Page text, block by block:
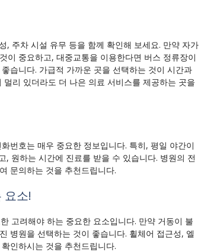
, 주차 시설 유무 등을 함께 확인해 보세요. 만약 자가
이 중요하고, 대중교통을 이용한다면 버스 정류장이
습니다. 가급적 가까운 곳을 선택하는 것이 시간과
리 있더라도 더 나은 의료 서비스를 제공하는 곳을
번호는 매우 중요한 정보입니다. 특히, 평일 야간이
원하는 시간에 진료를 받을 수 있습니다. 병원의 전
문의하는 것을 추천드립니다.
요소!
고려해야 하는 중요한 요소입니다. 만약 거동이 불
병원을 선택하는 것이 좋습니다. 휠체어 접근성, 엘
인하시는 것을 추천드립니다.